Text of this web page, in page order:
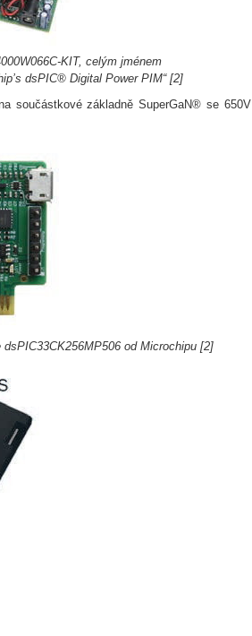
KIT, celým jménem
dsPIC® Digital Power PIM“ [2]
součástkové základně SuperGaN® se 650V
od Microchipu [2]